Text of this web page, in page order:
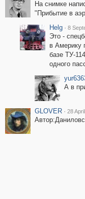
На снимке
"Прибытие в
Helg · 8
Это -
в Америку
базе ТУ-
одного
А в
GLOVER · 28